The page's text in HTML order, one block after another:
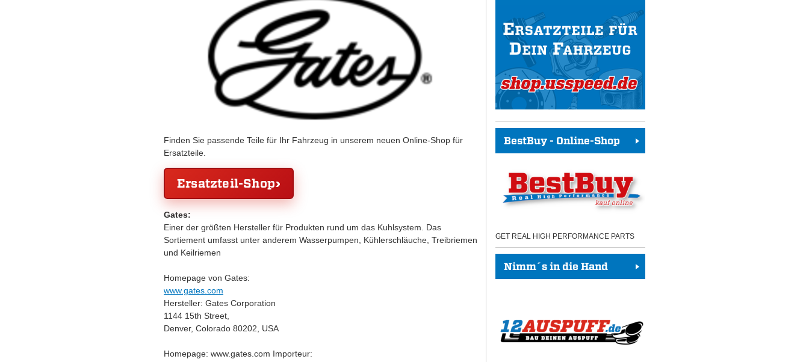
Finden Sie passende Teile für Ihr Fahrzeug in unserem neuen Online-Shop für
Ersatzteile.
Ersatzteil-Shop
Gates:
Einer der größten Hersteller für Produkten rund um das Kuhlsystem. Das
Sortiement umfasst unter anderem Wasserpumpen, Kühlerschläuche, Treibriemen
und Keilriemen
Homepage von Gates:
www.gates.com
Hersteller: Gates Corporation
1144 15th Street,
Denver, Colorado 80202, USA
Homepage: www.gates.com Importeur:
BestBuy - Online-Shop
GET REAL HIGH PERFORMANCE PARTS
Nimm´s in die Hand